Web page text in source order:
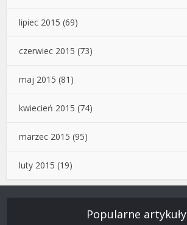
lipiec 2015 (69)
czerwiec 2015 (73)
maj 2015 (81)
kwiecień 2015 (74)
marzec 2015 (95)
luty 2015 (19)
Popularne artykuły